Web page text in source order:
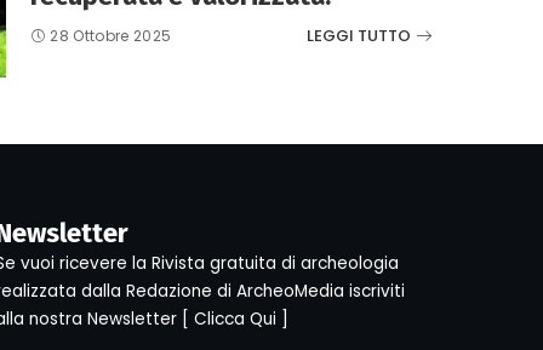
28 Ottobre 2025 LEGGI TUTTO
vuoi ricevere la Rivista gratuita di archeologia
dalla Redazione di ArcheoMedia iscriviti
nostra Newsletter [ Clicca Qui ]